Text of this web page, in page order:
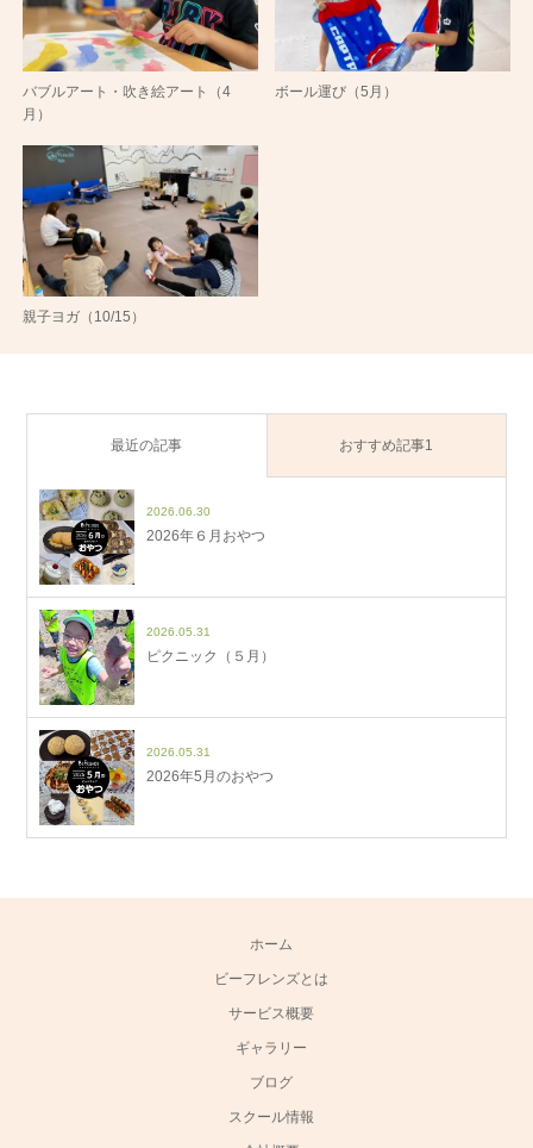
バブルアート・吹き絵アート（4
月）
ボール運び（5月）
親子ヨガ（10/15）
最近の記事 おすすめ記事1
2026.06.30
2026年６月おやつ
2026.05.31
ピクニック（５月）
2026.05.31
2026年5月のおやつ
ホーム
ビーフレンズとは
サービス概要
ギャラリー
ブログ
スクール情報